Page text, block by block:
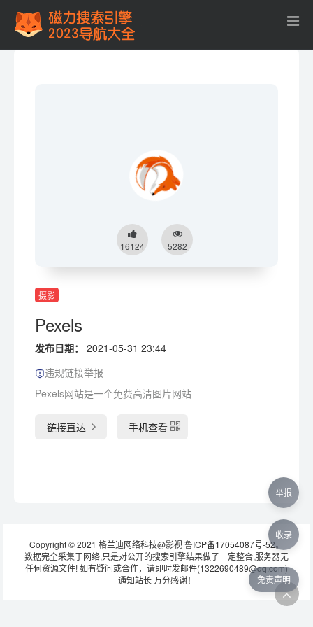
16124 5282
摄影
Pexels
发布日期：
2021-05-31 23:44
违规链接举报
Pexels网站是一个免费高清图片网站
链接直达 手机查看
Copyright © 2021 格兰迪网络科技@影视鲁ICP备17054087号-52。
数据完全采集于网络,只是对公开的搜索引擎结果做了一定整合,服务器无
任何资源文件! 如有疑问或合作，请即时发邮件(1322690489@qq.com)
通知站长 万分感谢！
免责声明
举报
收录